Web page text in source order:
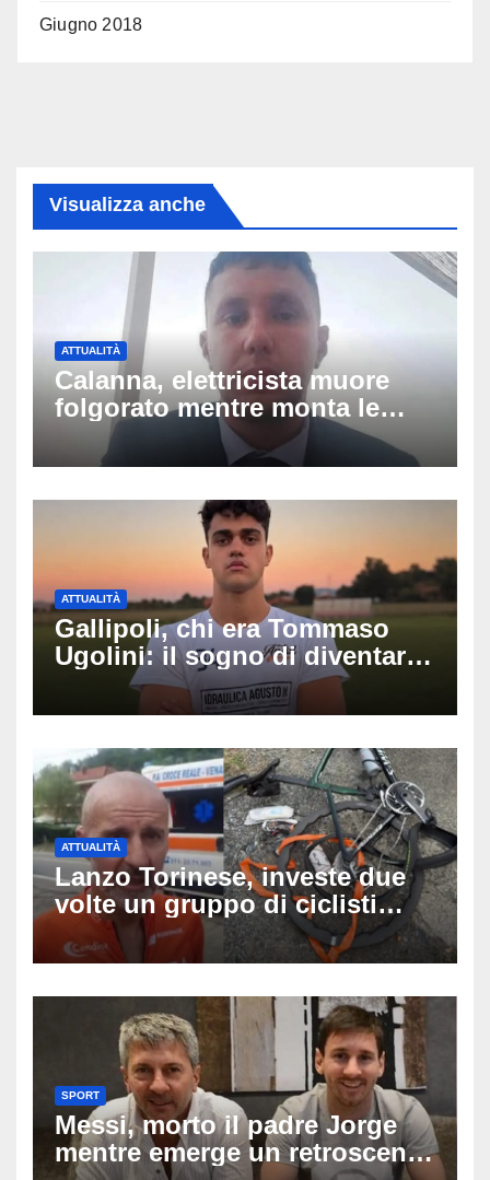
Giugno 2018
Visualizza anche
ATTUALITÀ
Calanna, elettricista muore
folgorato mentre monta le
luminarie della festa: chi era
Fabio Calabrò e cosa è
ATTUALITÀ
Gallipoli, chi era Tommaso
Ugolini: il sogno di diventare
medico e la fascia da
capitano, il dolore di Bologna
ATTUALITÀ
Lanzo Torinese, investe due
volte un gruppo di ciclisti
dopo una lite: arrestato
73enne, il racconto choc di un
SPORT
Messi, morto il padre Jorge
mentre emerge un retroscena